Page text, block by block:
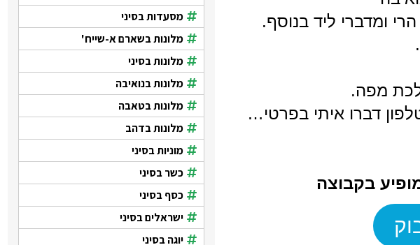
ומדברי ליד בנוסף.
מפה.
דברו איתי בפרטי…
בקבוצה
מסעדות בסיני
מלונות בשארם א-שייח'
מלונות בסיני
מלונות בנואיבה
מלונות בטאבה
מלונות בדהב
מוניות בסיני
כשר בסיני
כסף בסיני
ישראלים בסיני
יוגה בסיני